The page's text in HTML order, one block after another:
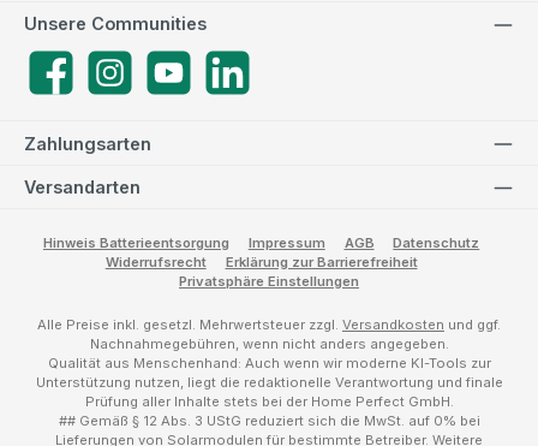
Zahlungsarten
Versandarten
Unsere Communities
FacebookInstagramYouTube LinkedIn
Hinweis Batterieentsorgung Impressum AGB
Datenschutz
Widerrufsrecht
Erklärung zur Barrierefreiheit
Privatsphäre Einstellungen
Alle Preise inkl. gesetzl. Mehrwertsteuer zzgl. Versandkosten und ggf.
Nachnahmegebühren, wenn nicht anders angegeben.
Qualität aus Menschenhand: Auch wenn wir moderne KI-Tools zur
Unterstützung nutzen, liegt die redaktionelle Verantwortung und finale
Prüfung aller Inhalte stets bei der Home Perfect GmbH.
## Gemäß § 12 Abs. 3 UStG reduziert sich die MwSt. auf 0% bei
Lieferungen von Solarmodulen für bestimmte Betreiber. Weitere